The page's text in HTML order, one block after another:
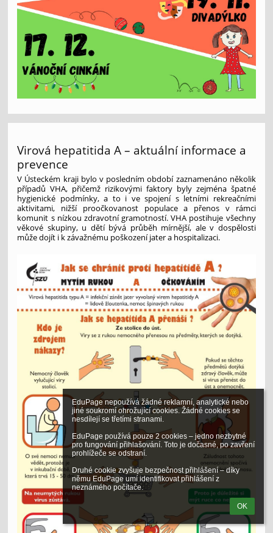
EduPage nepoužívá žádné reklamní, analytické nebo
jiné soukromí ohrožující cookies. Žádné cookies se
nesdílejí se třetími stranami.
EduPage používá pouze 2 cookies – jedno nezbytné
pro fungování přihlašování. Toto je dočasné, po zavření
prohlížeče se odstraní.
Druhé cookie zvyšuje bezpečnost přihlášení – díky
němu EduPage umí identifikovat přihlášení z
neznámého počítače.
OK
Virová hepatitida A – aktuální informace a
prevence
V Ústeckém kraji bylo v posledním období zaznamenáno několik
případů VHA, přičemž rizikovými faktory byly zejména špatné
hygienické podmínky, a to i ve spojení s letními rekreačními
aktivitami, nižší proočkovanost populace a přenos v rámci
komunit s nízkou zdravotní gramotností. VHA postihuje všechny
věkové skupiny, u dětí bývá průběh mírnější, ale v dospělosti
může dojít i k závažnému poškození jater a hospitalizaci.